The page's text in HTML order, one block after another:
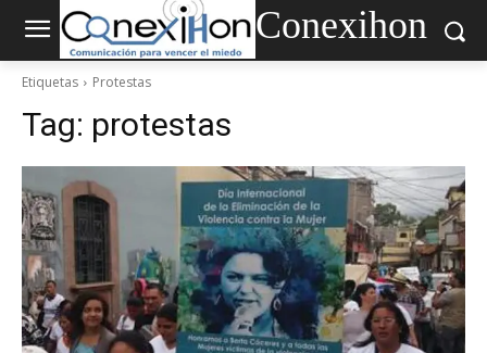
Conexihon
Etiquetas Protestas
Tag: protestas